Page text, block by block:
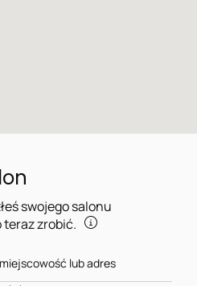
swojego salonu
teraz zrobić.